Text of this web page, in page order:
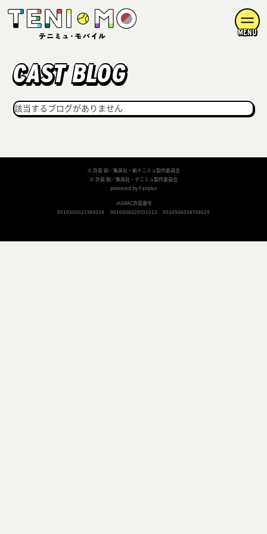
MENU
CAST BLOG
該当するブログがありません
© 許斐 剛／集英社・新テニミュ製作委員会
© 許斐 剛／集英社・テニミュ製作委員会
powered by Fanplus
JASRAC許諾番号
9010506021Y45038
9010506020Y31015 9010506058Y38029